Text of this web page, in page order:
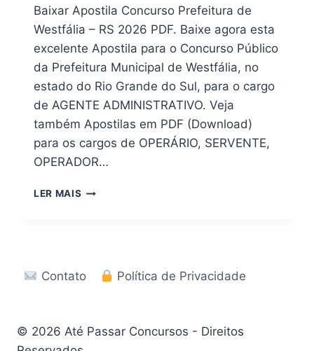
Baixar Apostila Concurso Prefeitura de
Westfália – RS 2026 PDF. Baixe agora esta
excelente Apostila para o Concurso Público
da Prefeitura Municipal de Westfália, no
estado do Rio Grande do Sul, para o cargo
de AGENTE ADMINISTRATIVO. Veja
também Apostilas em PDF (Download)
para os cargos de OPERÁRIO, SERVENTE,
OPERADOR…
LER MAIS APOSTILA
2026
Contato Política de Privacidade
© 2026 Até Passar Concursos - Direitos